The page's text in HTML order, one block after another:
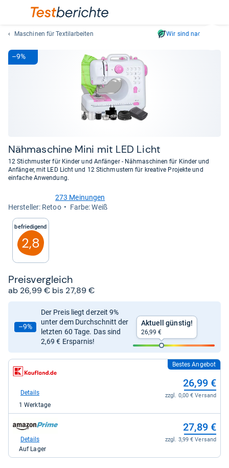
und
lassen
Maschinen für Textilarbeiten Wir sind nachhaltig
–9%
Näh­ma­schine Mini mit LED Licht
12 Stichmuster für Kinder und Anfänger - Nähmaschinen für Kinder und
Anfänger, mit LED Licht und 12 Stichmustern für kreative Projekte und
einfache Anwendung.
von
Sternen
273 Meinungen
Her­stel­ler: Retoo
Farbe: Weiß
Befriedigend
2,8
Preis­ver­gleich
ab 26,99 € bis 27,89 €
–9%
Der Preis liegt derzeit 9%
unter dem Durchschnitt der
letzten 60 Tage. Das sind
2,69 € Ersparnis!
Aktuell günstig!
26,99 €
zum
Shop:
Kaufland
26,99
kaufen.
Bestes Angebot
26,99 €
zzgl. 0,00 € Versand
Details
1 Werktage
Shop:
Amazon.de
27,89 €
zzgl. 3,99 € Versand
Details
Auf Lager